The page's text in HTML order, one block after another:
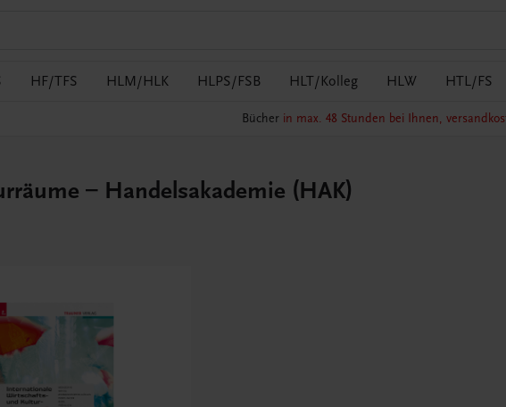
HF/TFS HLM/HLK HLPS/FSB HLT/Kolleg HLW HTL/FS
Bücher in max. 48 Stunden bei Ihnen,
– Handelsakademie (HAK)